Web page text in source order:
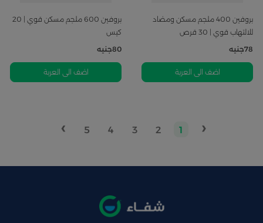
بروفين 400 ملجم مسكن ومضاد
للالتهاب قوي | 30 قرص
78جنيه
اضف الى العربة
بروفين 600 ملجم مسكن قوي | 20
كيس
80جنيه
اضف الى العربة
‹
1
2
3
4
5
›